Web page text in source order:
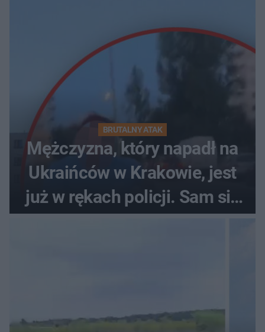
BRUTALNY ATAK
Mężczyzna, który napadł na
Ukraińców w Krakowie, jest
już w rękach policji. Sam się
zgłosił